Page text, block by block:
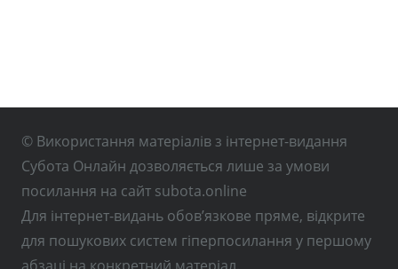
© Використання матеріалів з інтернет-видання
Субота Онлайн дозволяється лише за умови
посилання на сайт subota.online
Для інтернет-видань обов’язкове пряме, відкрите
для пошукових систем гіперпосилання у першому